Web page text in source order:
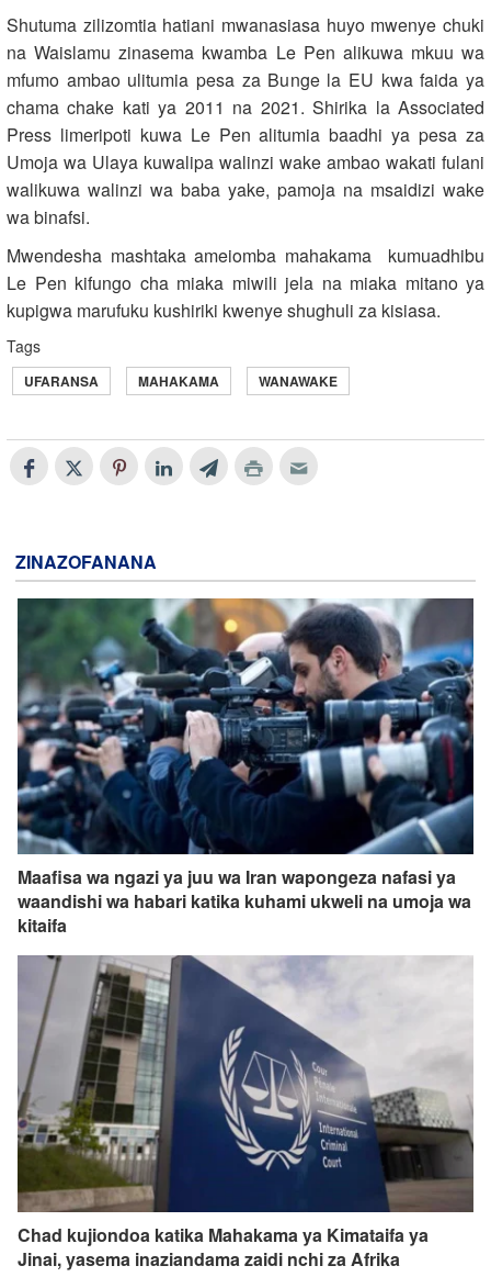
Shutuma zilizomtia hatiani mwanasiasa huyo mwenye chuki
na Waislamu zinasema kwamba Le Pen alikuwa mkuu wa
mfumo ambao ulitumia pesa za Bunge la EU kwa faida ya
chama chake kati ya 2011 na 2021. Shirika la Associated
Press limeripoti kuwa Le Pen alitumia baadhi ya pesa za
Umoja wa Ulaya kuwalipa walinzi wake ambao wakati fulani
walikuwa walinzi wa baba yake, pamoja na msaidizi wake
wa binafsi.
Mwendesha mashtaka ameiomba mahakama kumuadhibu
Le Pen kifungo cha miaka miwili jela na miaka mitano ya
kupigwa marufuku kushiriki kwenye shughuli za kisiasa.
Tags
UFARANSA MAHAKAMA WANAWAKE
ZINAZOFANANA
Maafisa wa ngazi ya juu wa Iran wapongeza nafasi ya
waandishi wa habari katika kuhami ukweli na umoja wa
kitaifa
Chad kujiondoa katika Mahakama ya Kimataifa ya
Jinai, yasema inaziandama zaidi nchi za Afrika